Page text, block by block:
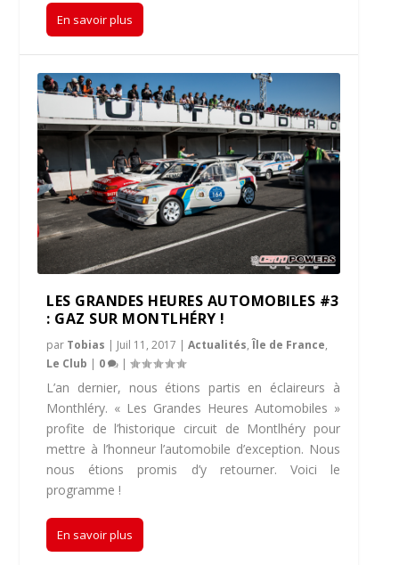
En savoir plus
LES GRANDES HEURES AUTOMOBILES #3
: GAZ SUR MONTLHÉRY !
par Tobias | Juil 11, 2017 |Actualités,Île de France,
Le Club | 0 |
L’an dernier, nous étions partis en éclaireurs à
Monthléry. « Les Grandes Heures Automobiles »
profite de l’historique circuit de Montlhéry pour
mettre à l’honneur l’automobile d’exception. Nous
nous étions promis d’y retourner. Voici le
programme !
En savoir plus